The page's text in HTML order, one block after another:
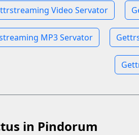
Video Servator
MP3 Servator
in Pindorum